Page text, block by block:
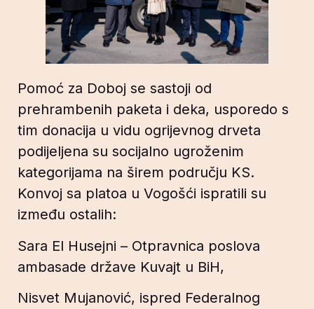
Pomoć za Doboj se sastoji od
prehrambenih paketa i deka, usporedo s
tim donacija u vidu ogrijevnog drveta
podijeljena su socijalno ugroženim
kategorijama na širem području KS.
Konvoj sa platoa u Vogošći ispratili su
između ostalih:
Sara El Husejni – Otpravnica poslova
ambasade države Kuvajt u BiH,
Nisvet Mujanović, ispred Federalnog